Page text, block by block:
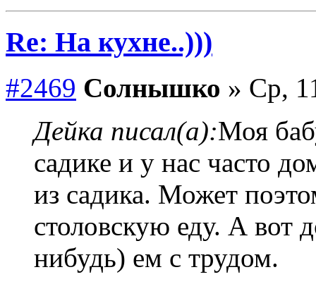
Re: На кухне..)))
#2469 Солнышко » Ср,
Дейка писал(а):Моя
садике и у нас часто
из садика. Может
столовскую еду. А вот
нибудь) ем с трудом.